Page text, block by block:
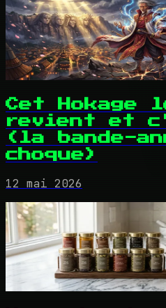
Cet Hokage
revient et
(la bande-
choque)
12 mai 2026